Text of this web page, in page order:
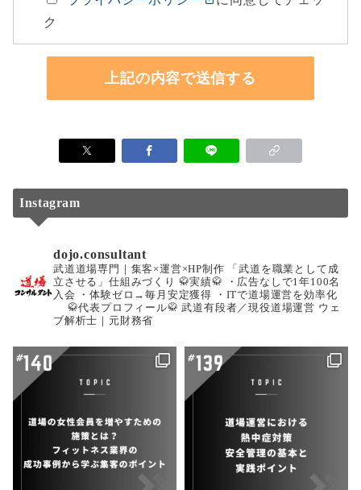
ク
Instagram
dojo.consultant
武道道場専門｜集客×運営×HP制作 「武道を職業として成
立させる」仕組みづくり 🥋実績🥋
・広告なしで1年100名
入会
・体験ゼロ→毎月安定獲得 ・ITで道場運営を効率化
🥋代表プロフィール🥋 武道有段者／現役道場運営 ウェ
ブ解析士｜元財務省